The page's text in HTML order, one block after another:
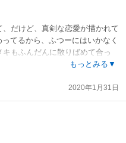
だけど、真剣な恋愛が描かれて
てるから、ふつーにはいかなく
もふんだんに散りばめて合っ
ップルは 一組ずつ 違うから、色
もっとみる▼
2020年1月31日